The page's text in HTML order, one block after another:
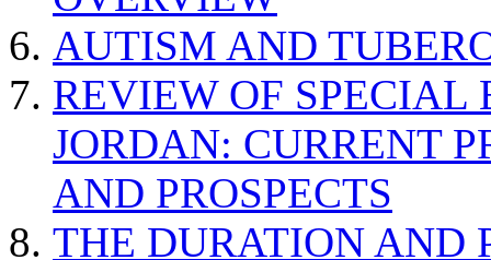
AUTISM AND
REVIEW OF SPECIAL
JORDAN: CURRENT
AND PROSPECTS
THE DURATION AND